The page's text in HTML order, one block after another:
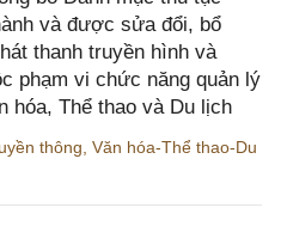
và được sửa đổi, bổ
thanh truyền hình và
phạm vi chức năng quản lý
hóa, Thể thao và Du lịch
thông Văn hóa-Thể thao-Du